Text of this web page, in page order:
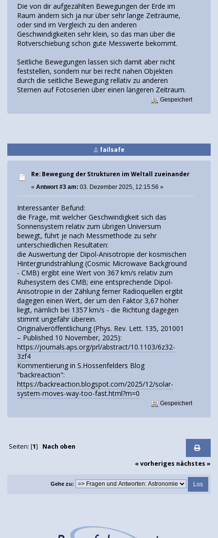
Die von dir aufgezählten Bewegungen der Erde im
Raum ändern sich ja nur über sehr lange Zeiträume,
oder sind im Vergleich zu den anderen
Geschwindigkeiten sehr klein, so das man über die
Rotverschiebung schon gute Messwerte bekommt.
Seitliche Bewegungen lassen sich damit aber nicht
feststellen, sondern nur bei recht nahen Objekten
durch die seitliche Bewegung rellativ zu anderen
Sternen auf Fotoserien über einen längeren Zeitraum.
Gespeichert
failsafe
Re: Bewegung der Strukturen im Weltall zueinander
« Antwort #3 am: 03. Dezember 2025, 12:15:56 »
Interessanter Befund:
die Frage, mit welcher Geschwindigkeit sich das
Sonnensystem relativ zum übrigen Universum
bewegt, führt je nach Messmethode zu sehr
unterschiedlichen Resultaten:
die Auswertung der Dipol-Anisotropie der kosmischen
Hintergrundstrahlung (Cosmic Microwave Background
- CMB) ergibt eine Wert von 367 km/s relativ zum
Ruhesystem des CMB; eine entsprechende Dipol-
Anisotropie in der Zählung ferner Radioquellen ergibt
dagegen einen Wert, der um den Faktor 3,67 höher
liegt, nämlich bei 1357 km/s - die Richtung dagegen
stimmt ungefähr überein.
Originalveröffentlichung (Phys. Rev. Lett. 135, 201001
– Published 10 November, 2025):
https://journals.aps.org/prl/abstract/10.1103/6z32-
3zf4
Kommentierung in S.Hossenfelders Blog
"backreaction":
https://backreaction.blogspot.com/2025/12/solar-
system-moves-way-too-fast.html?m=0
Gespeichert
Seiten: [1] Nach oben
« vorheriges nächstes »
Gehe zu: